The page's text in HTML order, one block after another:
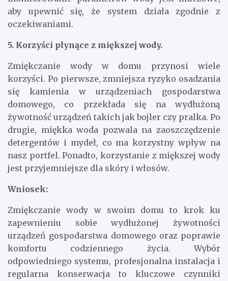
aby upewnić się, że system działa zgodnie z
oczekiwaniami.
5. Korzyści płynące z miększej wody.
Zmiękczanie wody w domu przynosi wiele
korzyści. Po pierwsze, zmniejsza ryzyko osadzania
się kamienia w urządzeniach gospodarstwa
domowego, co przekłada się na wydłużoną
żywotność urządzeń takich jak bojler czy pralka. Po
drugie, miękka woda pozwala na zaoszczędzenie
detergentów i mydeł, co ma korzystny wpływ na
nasz portfel. Ponadto, korzystanie z miększej wody
jest przyjemniejsze dla skóry i włosów.
Wniosek:
Zmiękczanie wody w swoim domu to krok ku
zapewnieniu sobie wydłużonej żywotności
urządzeń gospodarstwa domowego oraz poprawie
komfortu codziennego życia. Wybór
odpowiedniego systemu, profesjonalna instalacja i
regularna konserwacja to kluczowe czynniki